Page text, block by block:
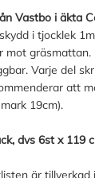
Vastbo i äkta
i tjocklek
mot
Varje del
att
19cm).
dvs 6st x 119
är